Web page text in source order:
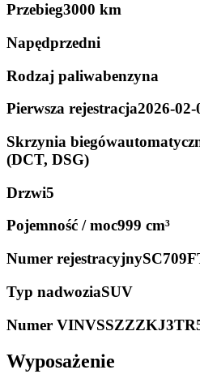
Przebieg3000 km
Napędprzedni
Rodzaj paliwabenzyna
Pierwsza rejestracja2026-02-
Skrzynia biegów
(DCT, DSG)
Drzwi5
Pojemność / moc999 cm³
Numer rejestracyjny
Typ nadwoziaSUV
Numer VIN
Wyposażenie